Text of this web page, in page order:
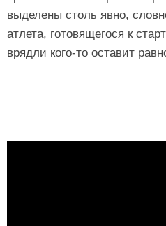
выделены столь явно,
атлета, готовящегося к
врядли кого-то оставит